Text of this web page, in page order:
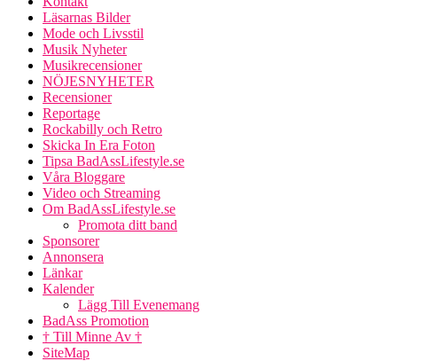
Läsarnas Bilder
Mode och Livsstil
Musik Nyheter
Musikrecensioner
NÖJESNYHETER
Recensioner
Reportage
Rockabilly och Retro
Skicka In Era Foton
Tipsa BadAssLifestyle.se
Våra Bloggare
Video och Streaming
Om BadAssLifestyle.se
Promota ditt band
Sponsorer
Annonsera
Länkar
Kalender
Lägg Till Evenemang
BadAss Promotion
† Till Minne Av †
SiteMap